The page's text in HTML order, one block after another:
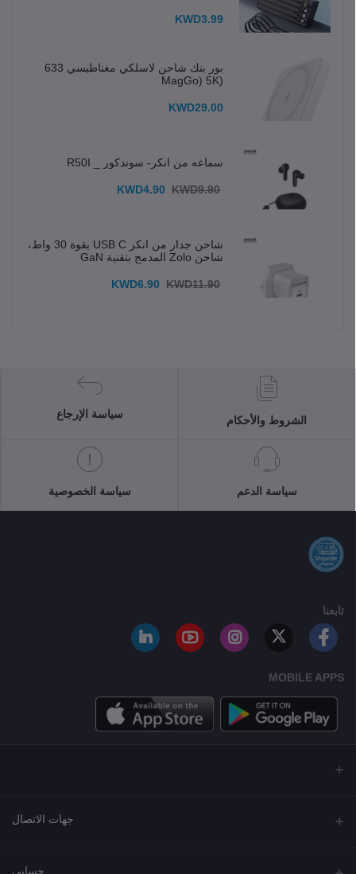
KWD3.99
بور بنك شاحن لاسلكي مغناطيسي 633
(MagGo) 5K
KWD29.00
سماعه من انكر- سوندكور _ R50I
KWD4.90 KWD9.90
شاحن جدار من انكر USB C بقوة 30 واط،
شاحن Zolo المدمج بتقنية GaN
KWD6.90 KWD11.90
الشروط والأحكام
سياسة الإرجاع
سياسة الدعم سياسة الخصوصية
تابعنا
MOBILE APPS
جهات الاتصال
حسابي